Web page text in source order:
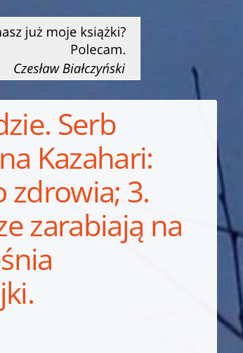
Serb
Kazahari:
zdrowia; 3.
zarabiają na